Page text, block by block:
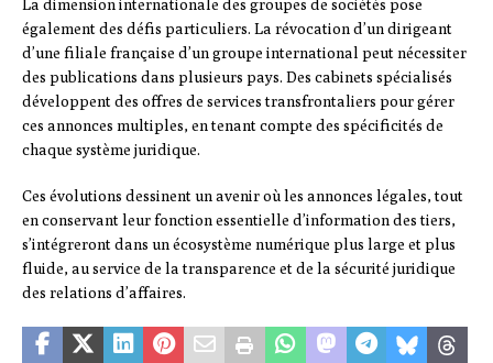
La dimension internationale des groupes de sociétés pose
également des défis particuliers. La révocation d’un dirigeant
d’une filiale française d’un groupe international peut nécessiter
des publications dans plusieurs pays. Des cabinets spécialisés
développent des offres de services transfrontaliers pour gérer
ces annonces multiples, en tenant compte des spécificités de
chaque système juridique.
Ces évolutions dessinent un avenir où les annonces légales, tout
en conservant leur fonction essentielle d’information des tiers,
s’intégreront dans un écosystème numérique plus large et plus
fluide, au service de la transparence et de la sécurité juridique
des relations d’affaires.